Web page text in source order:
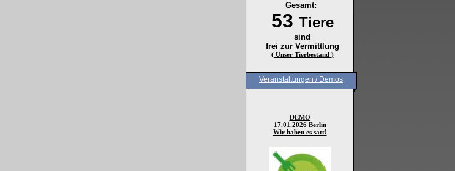
Gesamt:
53 Tiere
sind
frei zur Vermittlung
( Unser Tierbestand )
Veranstaltungen / Demos
DEMO
17.01.2026 Berlin
Wir haben es satt!